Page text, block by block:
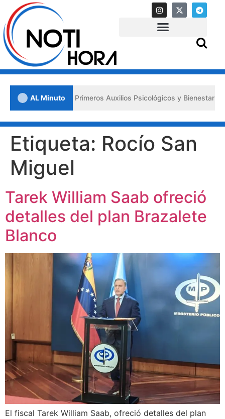
AL Minuto
impulsa los «Primeros Auxilios Psicológicos y Bienestar
Etiqueta: Rocío San
Miguel
Tarek William Saab ofreció
detalles del plan Brazalete
Blanco
El fiscal Tarek William Saab, ofreció detalles del plan